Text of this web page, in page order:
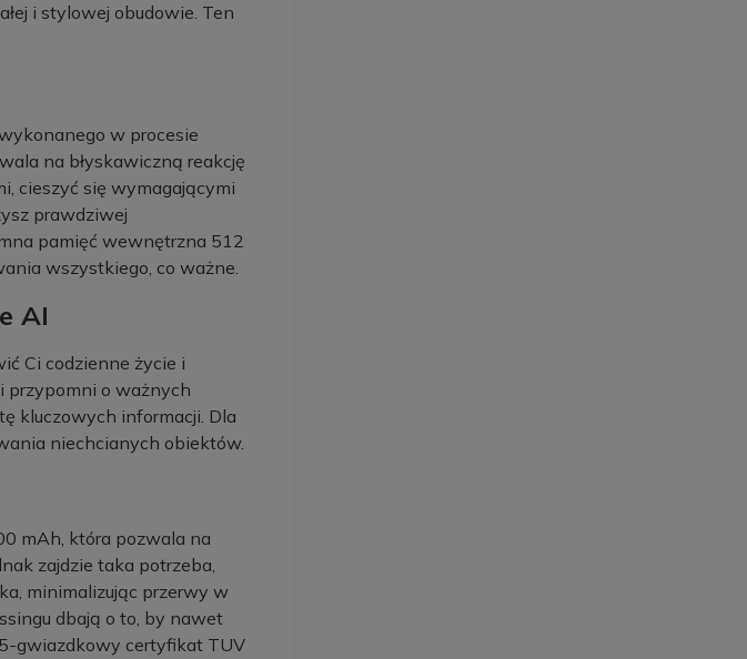
i stylowej obudowie. Ten
w procesie
na błyskawiczną reakcję
cieszyć się wymagającymi
prawdziwej
pamięć wewnętrzna 512
wszystkiego, co ważne.
AI
Ci codzienne życie i
przypomni o ważnych
kluczowych informacji. Dla
niechcianych obiektów.
mAh, która pozwala na
zajdzie taka potrzeba,
minimalizując przerwy w
dbają o to, by nawet
gwiazdkowy certyfikat TUV